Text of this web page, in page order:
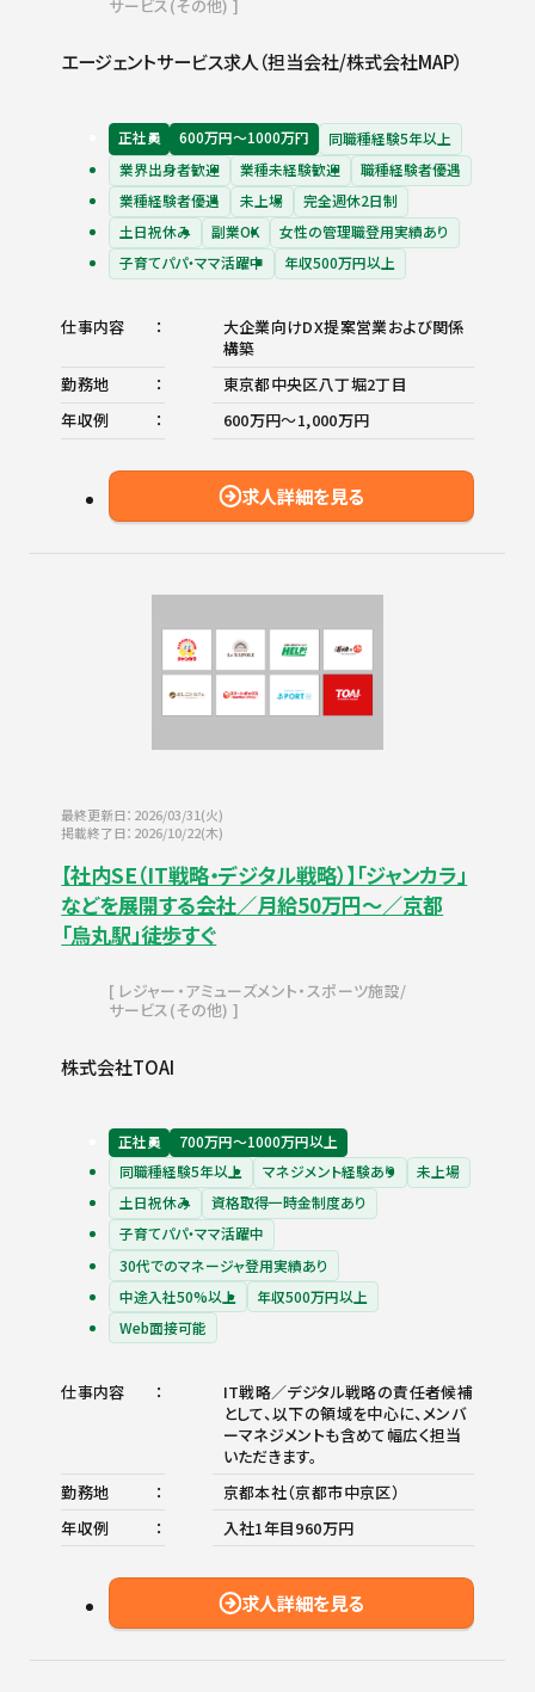
サービス(その他)
エージェントサービス求人（担当会社/株式会社MAP）
正社員 600万円〜1000万円
同職種経験5年以上
業界出身者歓迎
業種未経験歓迎
職種経験者優遇
業種経験者優遇
未上場
完全週休2日制
土日祝休み
副業OK
女性の管理職登用実績あり
子育てパパ・ママ活躍中
年収500万円以上
仕事内容
大企業向けDX提案営業および関係
構築
勤務地
東京都中央区八丁堀2丁目
年収例
600万円〜1,000万円
求人詳細を見る
最終更新日：2026/03/31(火)
掲載終了日：2026/10/22(木)
【社内SE（IT戦略・デジタル戦略）】「ジャンカラ」
などを展開する会社／月給50万円～／京都
「烏丸駅」徒歩すぐ
レジャー・アミューズメント・スポーツ施設
サービス(その他)
株式会社TOAI
正社員
700万円〜1000万円以上
同職種経験5年以上
マネジメント経験あり
未上場
土日祝休み
資格取得一時金制度あり
子育てパパ・ママ活躍中
30代でのマネージャ登用実績あり
中途入社50%以上
年収500万円以上
Web面接可能
仕事内容
IT戦略／デジタル戦略の責任者候補
として、以下の領域を中心に、メンバ
ーマネジメントも含めて幅広く担当
いただきます。
勤務地
京都本社（京都市中京区）
年収例
入社1年目960万円
求人詳細を見る